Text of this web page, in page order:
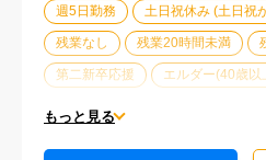
週5日勤務 土日祝休み (土日祝
残業なし 残業20時間未満
第二新卒応援 エルダー(40歳以
服装自由
もっと見る